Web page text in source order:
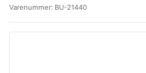
Varenummer: BU-21440